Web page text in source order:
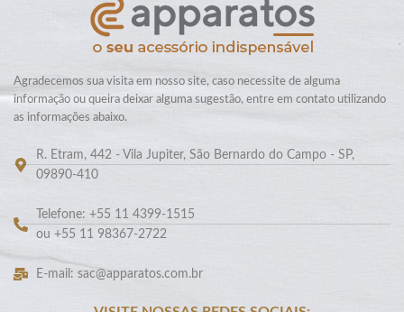
Agradecemos sua visita em nosso site, caso necessite de alguma
informação ou queira deixar alguma sugestão, entre em contato utilizando
as informações abaixo.
R. Etram, 442 - Vila Jupiter, São Bernardo do Campo - SP,
09890-410
Telefone: +55 11 4399-1515
ou +55 11 98367-2722
E-mail: sac@apparatos.com.br